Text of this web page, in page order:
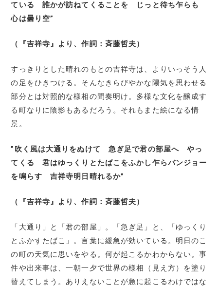
ている 誰かが訪ねてくることを じっと待ち乍らも
心は曇り空”
（『吉祥寺』より、作詞：斉藤哲夫）
すっきりとした晴れのもとの吉祥寺は、よりいっそう人
の足をひきつける。そんなきらびやかな陽気を思わせる
部分とは対照的な様相の間奏明け。多様な文化を醸成す
る町なりに陰影もあるだろう。それもまた絵になる情
景。
”吹く風は大通りをぬけて 急ぎ足で君の部屋へ やっ
てくる 君はゆっくりとたばこをふかし乍らバンジョー
を鳴らす 吉祥寺明日晴れるか”
（『吉祥寺』より、作詞：斉藤哲夫）
「大通り」と「君の部屋」。「急ぎ足」と、「ゆっくり
とふかすたばこ」。言葉に緩急が効いている。明日のこ
の町の天気に思いをやる。何が起こるかわからない。事
件や出来事は、一朝一夕で世界の様相（見え方）を塗り
替えてしまう。ありえないことが急に起こるわけではな